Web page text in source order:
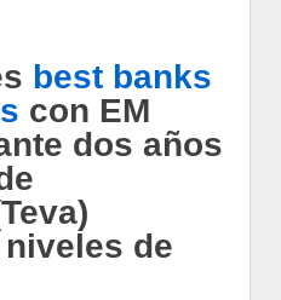
best banks
con EM
dos años
de